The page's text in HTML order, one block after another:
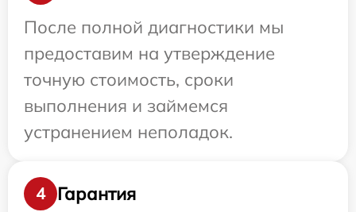
После полной диагностики мы
предоставим на утверждение
точную стоимость, сроки
выполнения и займемся
устранением неполадок.
4
Гарантия